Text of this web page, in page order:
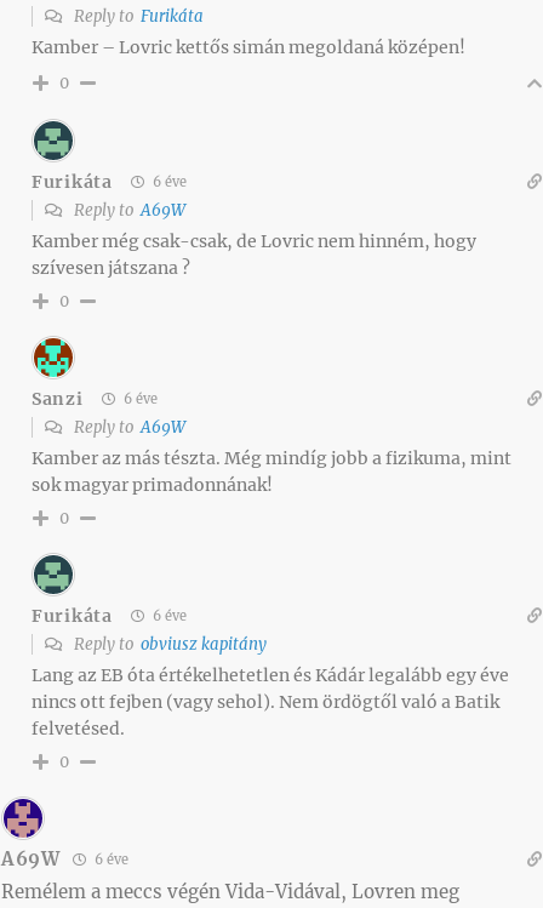
Reply to Furikáta
Kamber – Lovric kettős simán megoldaná középen!
0
Furikáta 6 éve
Reply toA69W
Kamber még csak-csak, de Lovric nem hinném, hogy
szívesen játszana ?
0
Sanzi 6 éve
Reply toA69W
Kamber az más tészta. Még mindíg jobb a fizikuma, mint
sok magyar primadonnának!
0
Furikáta 6 éve
Reply to obviusz kapitány
Lang az EB óta értékelhetetlen és Kádár legalább egy éve
nincs ott fejben (vagy sehol). Nem ördögtől való a Batik
felvetésed.
0
A69W 6 éve
Remélem a meccs végén Vida-Vidával, Lovren meg